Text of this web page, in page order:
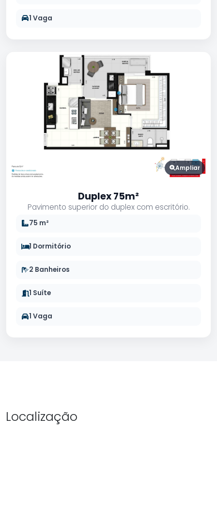
1 Vaga
Ampliar
Duplex 75m²
Pavimento superior do duplex com escritório.
75 m²
1 Dormitório
2 Banheiros
1 Suíte
1 Vaga
Localização